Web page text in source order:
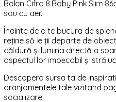
Balon Cifra 8 Baby Pink Slim
sau cu aer.
Înainte de a te bucura de
reține să le ții departe de
căldură și lumina directă a
aspectul lor impecabil și
Descopera sursa ta de
aranjamentele tale vizitand
socializare: